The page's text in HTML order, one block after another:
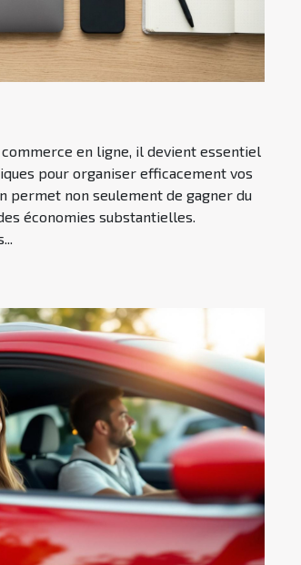
en ligne, il devient essentiel
pour organiser efficacement vos
permet non seulement de gagner du
économies substantielles.